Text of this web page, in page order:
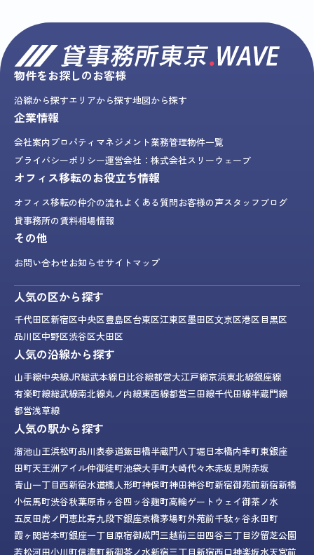
物件をお探しのお客様
沿線から探すエリアから探す地図から探す
企業情報
会社案内プロパティマネジメント業務管理物件一覧
プライバシーポリシー運営会社：株式会社スリーウェーブ
オフィス移転のお役立ち情報
オフィス移転の仲介の流れよくある質問お客様の声スタッフブログ
貸事務所の賃料相場情報
その他
お問い合わせお知らせサイトマップ
人気の区から探す
千代田区新宿区中央区豊島区台東区江東区墨田区文京区港区目黒区
品川区中野区渋谷区大田区
人気の沿線から探す
山手線中央線JR総武本線日比谷線都営大江戸線京浜東北線銀座線
有楽町線総武線南北線丸ノ内線東西線都営三田線千代田線半蔵門線
都営浅草線
人気の駅から探す
溜池山王浜松町品川表参道飯田橋半蔵門八丁堀日本橋内幸町東銀座
田町天王洲アイル仲御徒町池袋大手町大崎代々木赤坂見附赤坂
青山一丁目西新宿水道橋人形町神保町神田神谷町新宿御苑前新宿新橋
小伝馬町渋谷秋葉原市ヶ谷四ッ谷麹町高輪ゲートウェイ御茶ノ水
五反田虎ノ門恵比寿九段下銀座京橋茅場町外苑前千駄ヶ谷永田町
霞ヶ関岩本町銀座一丁目原宿御成門三越前三田四谷三丁目汐留芝公園
若松河田小川町信濃町新御茶ノ水新宿三丁目新宿西口神楽坂水天宮前